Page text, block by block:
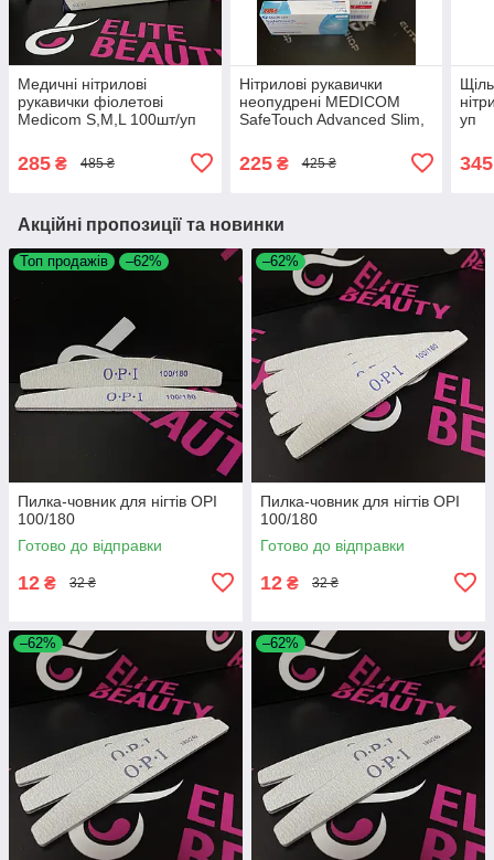
Медичні нітрилові
рукавички фіолетові
Medicom S,M,L 100шт/уп
285 ₴ 485 ₴
Нітрилові рукавички
неопудрені MEDICOM
SafeTouch Advanced Slim,
уп.
225₴ 425 ₴
уп
345
Акційні пропозиції та новинки
Топ продажів –62%
Пилка-човник для нігтів OPI
100/180
Готово до відправки
12 ₴ 32 ₴
–62%
Пилка-човник для нігтів OPI
100/180
Готово до відправки
12 ₴ 32 ₴
–62% –62%